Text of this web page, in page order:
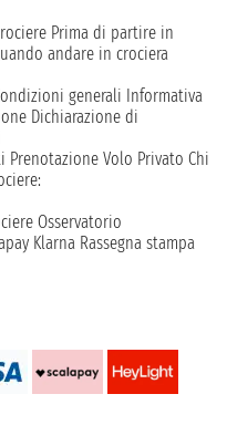
Prima di partire in
andare in crociera
generali Informativa
Dichiarazione di
Prenotazione Volo Privato Chi
Osservatorio
Klarna Rassegna stampa